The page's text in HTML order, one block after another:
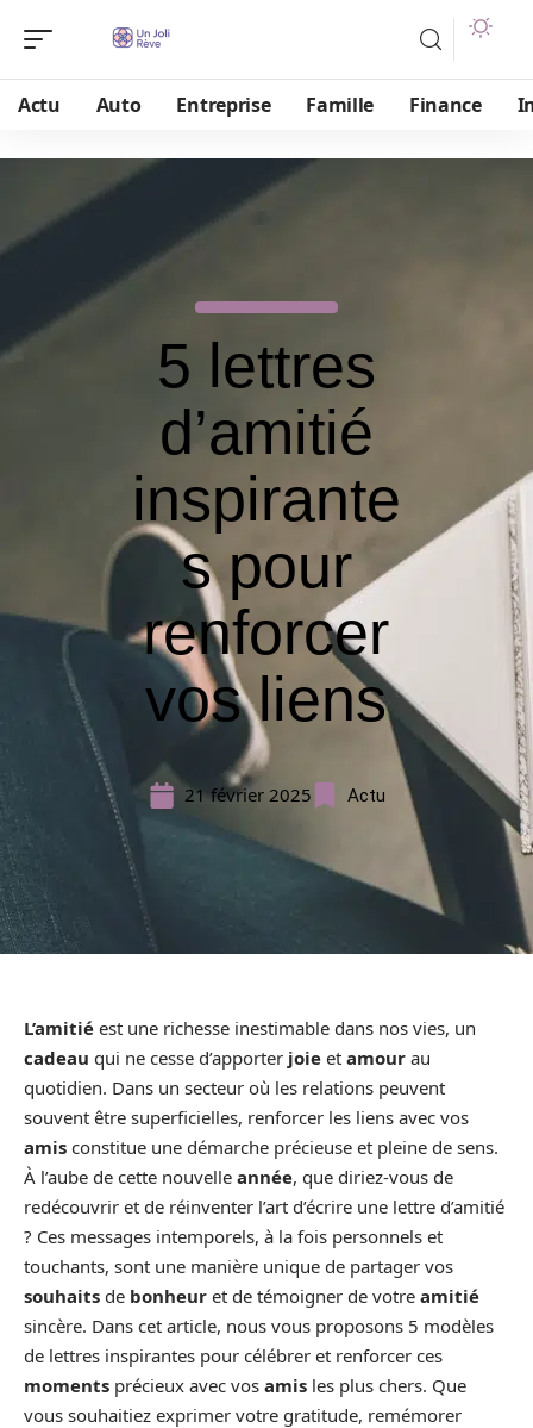
Actu Auto Entreprise Famille Finance
5 lettres
d’amitié
inspirante
s pour
renforcer
vos liens
21 février 2025 Actu
L’amitié est une richesse inestimable dans nos vies, un
cadeau qui ne cesse d’apporter joie et amour au
quotidien. Dans un secteur où les relations peuvent
souvent être superficielles, renforcer les liens avec vos
amis constitue une démarche précieuse et pleine de sens.
À l’aube de cette nouvelle année, que diriez-vous de
redécouvrir et de réinventer l’art d’écrire une lettre d’amitié
? Ces messages intemporels, à la fois personnels et
touchants, sont une manière unique de partager vos
souhaits de bonheur et de témoigner de votre amitié
sincère. Dans cet article, nous vous proposons 5 modèles
de lettres inspirantes pour célébrer et renforcer ces
moments précieux avec vos amis les plus chers. Que
vous souhaitiez exprimer votre gratitude, remémorer